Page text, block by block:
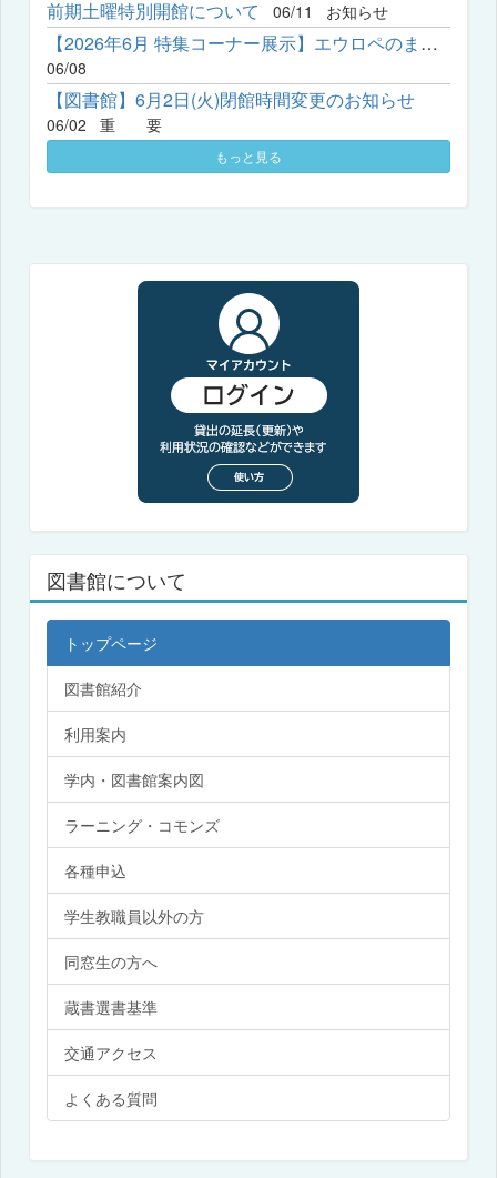
前期土曜特別開館について 06/11 お知らせ
【2026年6月 特集コーナー展示】エウロペのまなざし―神戸女学院で...
06/08
【図書館】6月2日(火)閉館時間変更のお知らせ
06/02 重 要
もっと見る
図書館について
トップページ
図書館紹介
利用案内
学内・図書館案内図
ラーニング・コモンズ
各種申込
学生教職員以外の方
同窓生の方へ
蔵書選書基準
交通アクセス
よくある質問